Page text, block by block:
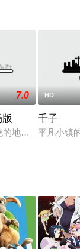
网等平台了
来地降临在东京
7.0
地方： Clannad
HD
千子
平凡小镇